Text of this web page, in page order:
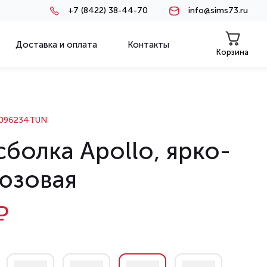
+7 (8422) 38-44-70 info@sims73.ru
Доставка и оплата Контакты
Корзина
Apollo, ярко-